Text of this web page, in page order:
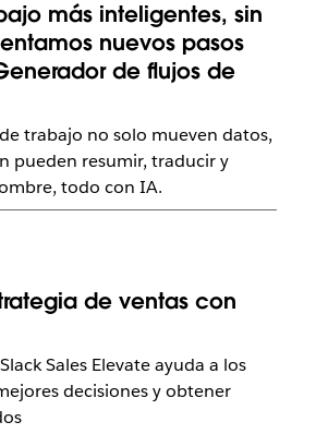
más inteligentes, sin
nuevos pasos
de flujos de
trabajo no solo mueven datos,
pueden resumir, traducir y
todo con IA.
de ventas con
Sales Elevate ayuda a los
decisiones y obtener